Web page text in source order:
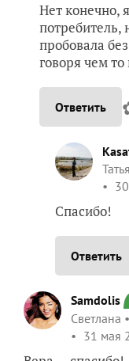
Нет конечно,
потребитель,
пробовала
говоря чем
Ответить
Спасибо!
Ответить
Samdolis
Светлана
31 мая